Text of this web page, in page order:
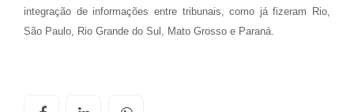
integração de informações entre tribunais, como já fizeram Rio,
São Paulo, Rio Grande do Sul, Mato Grosso e Paraná.